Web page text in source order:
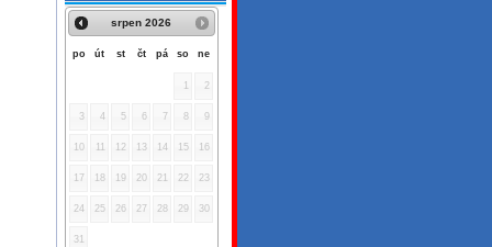
srpen 2026
po út st čt pá so ne
1 2
3 4 5 6 7 8 9
10 11 12 13 14 15 16
17 18 19 20 21 22 23
24 25 26 27 28 29 30
31